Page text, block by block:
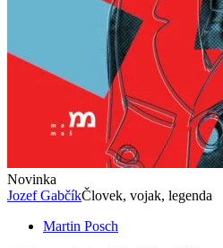
Novinka
Jozef GabčíkČlovek, vojak, legenda
Martin Posch